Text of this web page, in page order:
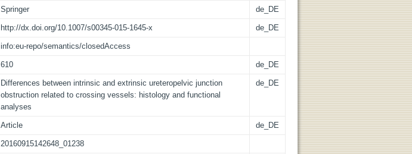
Springer de_DE
http://dx.doi.org/10.1007/s00345-015-1645-x de_DE
info:eu-repo/semantics/closedAccess
610 de_DE
Differences between intrinsic and extrinsic ureteropelvic junction
obstruction related to crossing vessels: histology and functional
analyses
de_DE
Article de_DE
20160915142648_01238